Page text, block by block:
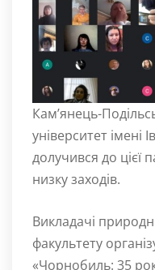
Кам’янець-
університет імені
долучився до цієї
низку заходів.
Викладачі
факультету
«Чорнобиль: 35